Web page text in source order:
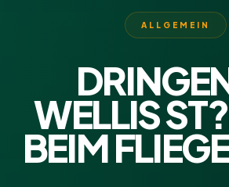
ALLGEMEIN
WELLIS
BEIM